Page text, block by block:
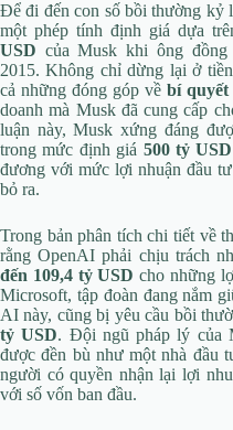
Để đi đến con số bồi thường kỷ
một phép tính định giá dựa
USD của Musk khi ông
2015. Không chỉ dừng lại ở
cả những đóng góp về bí
doanh mà Musk đã cung cấp
luận này, Musk xứng đáng
trong mức định giá 500 tỷ USD
đương với mức lợi nhuận đầu
bỏ ra.
Trong bản phân tích chi tiết về
rằng OpenAI phải chịu trách
đến 109,4 tỷ USD cho những
Microsoft, tập đoàn đang nắm
AI này, cũng bị yêu cầu bồi
tỷ USD. Đội ngũ pháp lý của
được đền bù như một nhà đầu
người có quyền nhận lại lợi
với số vốn ban đầu.